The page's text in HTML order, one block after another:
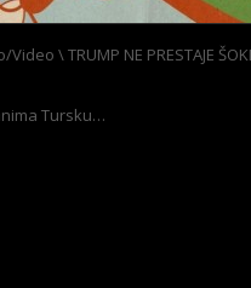
Video \TRUMP NE PRESTAJE
Tursku…